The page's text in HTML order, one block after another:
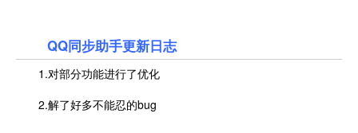
QQ同步助手更新日志
1.对部分功能进行了优化
2.解了好多不能忍的bug